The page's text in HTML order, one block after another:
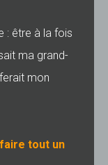
: être à la fois
ma grand-
mon
faire tout un